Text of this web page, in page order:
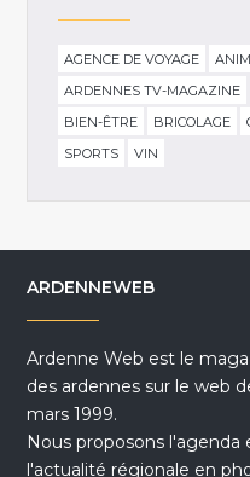
AGENCE DE VOYAGE
ARDENNES TV-MAGAZINE
BIEN-ÊTRE
BRICOLAGE
SPORTS
VIN
ARDENNEWEB
Ardenne Web est le
des ardennes sur le web
mars 1999.
Nous proposons l'agenda
l'actualité régionale en